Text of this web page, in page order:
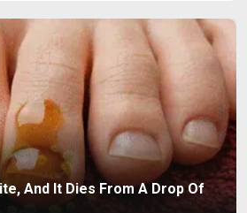
And It Dies From A Drop Of